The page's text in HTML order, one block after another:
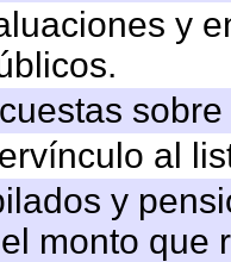
y
al
y
monto que